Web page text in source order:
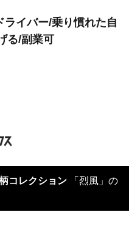
ライバー/乗り慣れた自
る/副業可
コレクション